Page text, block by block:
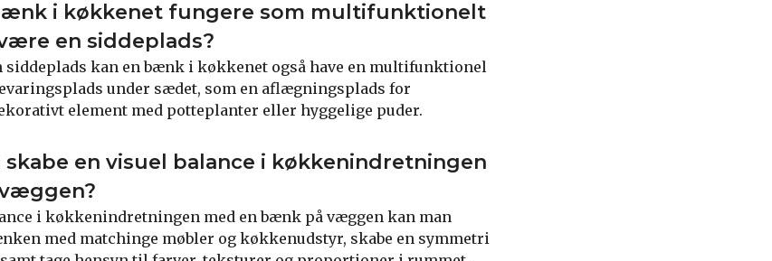
i køkkenet fungere som multifunktionelt
en siddeplads?
siddeplads kan en bænk i køkkenet også have en multifunktionel
under sædet, som en aflægningsplads for
element med potteplanter eller hyggelige puder.
skabe en visuel balance i køkkenindretningen
i køkkenindretningen med en bænk på væggen kan man
med matchinge møbler og køkkenudstyr, skabe en symmetri